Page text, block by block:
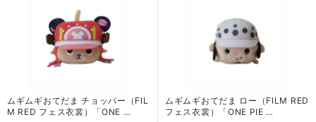
ムギムギおてだま チョッパー（FIL
M RED フェス衣裳）「ONE …
ムギムギおてだま ロー（FILM RED
フェス衣裳）「ONE PIE …